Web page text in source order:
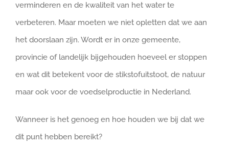
verminderen en de kwaliteit van het water te
verbeteren. Maar moeten we niet opletten dat we aan
het doorslaan zijn. Wordt er in onze gemeente,
provincie of landelijk bijgehouden hoeveel er stoppen
en wat dit betekent voor de stikstofuitstoot, de natuur
maar ook voor de voedselproductie in Nederland.
Wanneer is het genoeg en hoe houden we bij dat we
dit punt hebben bereikt?